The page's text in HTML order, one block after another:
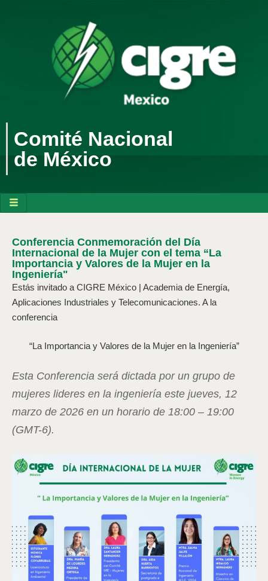
Comité Nacional
de México
Conferencia Conmemoración del Día
Internacional de la Mujer con el tema “La
Importancia y Valores de la Mujer en la
Ingeniería"
Estás invitado a CIGRE México | Academia de Energía,
Aplicaciones Industriales y Telecomunicaciones. A la
conferencia
“La Importancia y Valores de la Mujer en la Ingeniería”
Esta Conferencia será dictada por un grupo de
mujeres lideres en la ingeniería este jueves, 12
marzo de 2026 en un horario de 18:00 – 19:00
(GMT-6).